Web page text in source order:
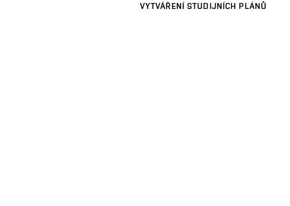
VYTVÁŘENÍ STUDIJNÍCH PLÁNŮ